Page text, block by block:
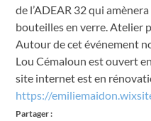
de l’ADEAR 32 qui
bouteilles en verre. Atelier
Autour de cet événement
Lou Cémaloun est ouvert
site internet est en
https://
Partager :